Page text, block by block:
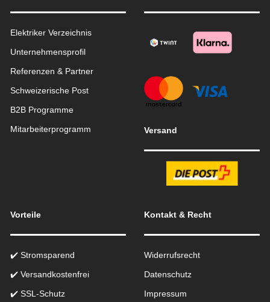
Elektriker Verzeichnis
Unternehmensprofil
Referenzen & Partner
Schweizerische Post
B2B Programme
Mitarbeiterprogramm
Versand
Vorteile
✔️ Stromsparend
✔️ Versandkostenfrei
✔️ SSL-Schutz
Kontakt & Recht
Widerrufsrecht
Datenschutz
Impressum